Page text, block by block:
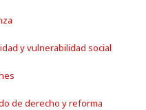
y vulnerabilidad social
de derecho y reforma